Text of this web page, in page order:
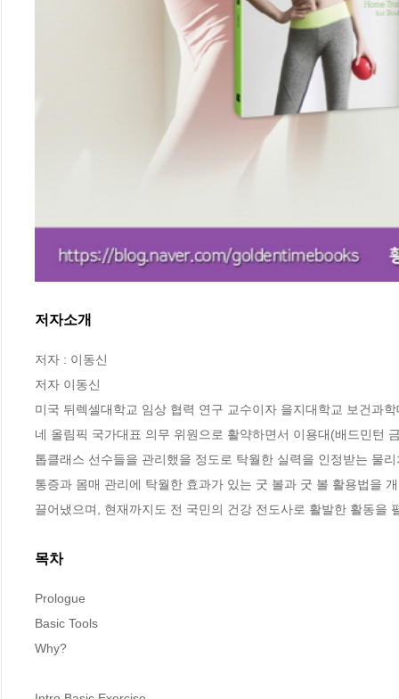
저자소개
저자 : 이동신
저자 이동신
미국 뒤렉셀대학교 임상 협력 연구 교수이자 을지대학교 보건과
네 올림픽 국가대표 의무 위원으로 활약하면서 이용대(배드민턴
톱클래스 선수들을 관리했을 정도로 탁월한 실력을 인정받는 물
통증과 몸매 관리에 탁월한 효과가 있는 굿 볼과 굿 볼 활용법을
끌어냈으며, 현재까지도 전 국민의 건강 전도사로 활발한 활동을
목차
Prologue
Basic Tools
Why?